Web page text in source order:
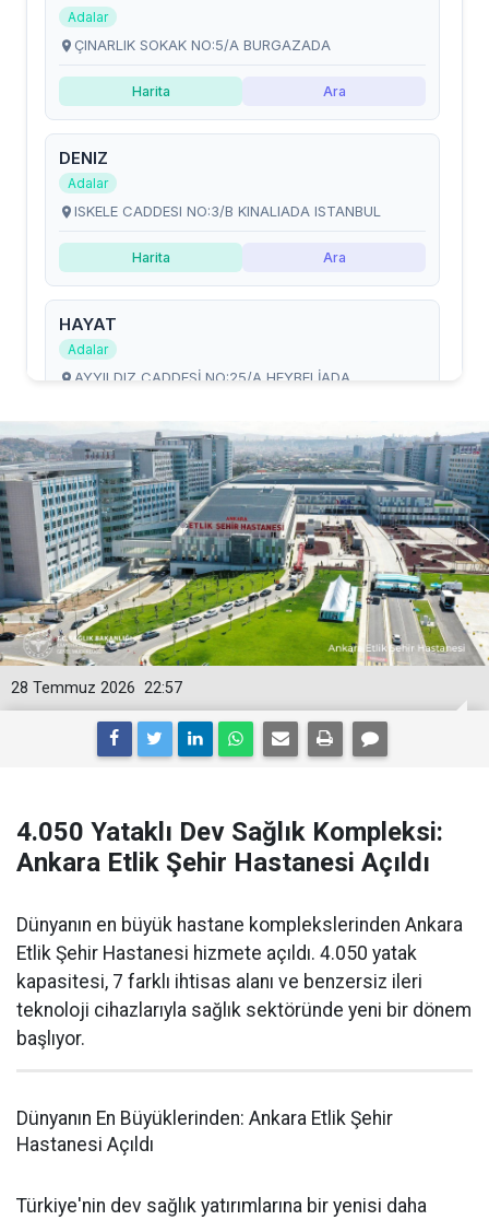
22:57
28 Temmuz 2026
4.050 Yataklı Dev Sağlık Kompleksi:
Ankara Etlik Şehir Hastanesi Açıldı
Dünyanın en büyük hastane komplekslerinden Ankara
Etlik Şehir Hastanesi hizmete açıldı. 4.050 yatak
kapasitesi, 7 farklı ihtisas alanı ve benzersiz ileri
teknoloji cihazlarıyla sağlık sektöründe yeni bir dönem
başlıyor.
Dünyanın En Büyüklerinden: Ankara Etlik Şehir
Hastanesi Açıldı
Türkiye'nin dev sağlık yatırımlarına bir yenisi daha